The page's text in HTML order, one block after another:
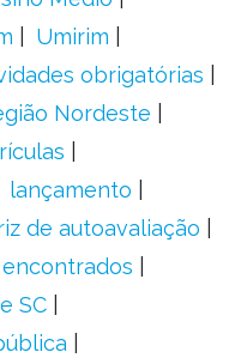
Umirim
obrigatórias
Nordeste
lançamento
de autoavaliação
SC